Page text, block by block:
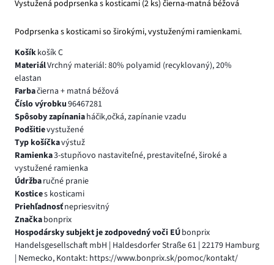
Vystužená podprsenka s kosticami (2 ks) čierna-matná béžová
Podprsenka s kosticami so širokými, vystuženými ramienkami.
Košíkkošík C
MateriálVrchný materiál: 80% polyamid (recyklovaný), 20%
elastan
Farbačierna + matná béžová
Číslo výrobku96467281
Spôsoby zapínaniaháčik,očká, zapínanie vzadu
Podšitievystužené
Typ košíčkavýstuž
Ramienka3-stupňovo nastaviteľné, prestaviteľné, široké a
vystužené ramienka
Údržbaručné pranie
Kostices kosticami
Priehľadnosťnepriesvitný
Značkabonprix
Hospodársky subjekt je zodpovedný voči EÚbonprix
Handelsgesellschaft mbH | Haldesdorfer Straße 61 | 22179 Hamburg
| Nemecko, Kontakt: https://www.bonprix.sk/pomoc/kontakt/